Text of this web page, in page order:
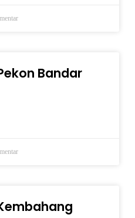
Bandar